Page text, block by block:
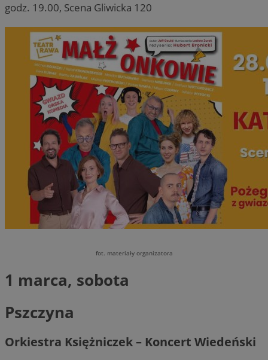
godz. 19.00, Scena Gliwicka 120
fot. materiały organizatora
1 marca, sobota
Pszczyna
Orkiestra Księżniczek – Koncert Wiedeński